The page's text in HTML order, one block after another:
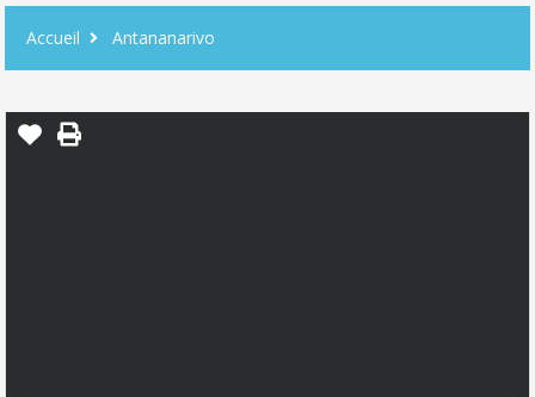
Accueil Antananarivo